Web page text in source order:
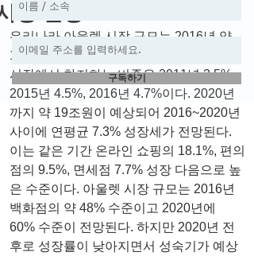
장 전망
우리나라 아울렛 시장 규모는 2016년 약
14.3조원이다. 아울렛이 우리나라 소매업
시장에서 차지하는 비중은 2011년 3.5%,
2015년 4.5%, 2016년 4.7%이다. 2020년
까지 약 19조원이 예상되어 2016~2020년
사이에 연평균 7.3% 성장세가 전망된다.
이는 같은 기간 온라인 쇼핑의 18.1%, 편의
점의 9.5%, 면세점 7.7% 성장 다음으로 높
은 수준이다. 아울렛 시장 규모는 2016년
백화점의 약 48% 수준이고 2020년에
60% 수준이 전망된다. 하지만 2020년 전
후로 성장률이 낮아지면서 성숙기가 예상
구독하기